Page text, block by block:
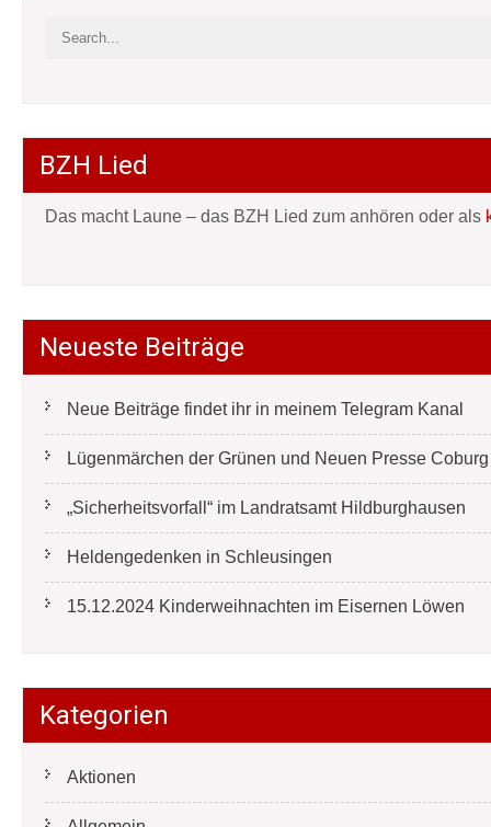
BZH Lied
Das macht Laune – das BZH Lied zum anhören oder als
Neueste Beiträge
Neue Beiträge findet ihr in meinem Telegram Kanal
Lügenmärchen der Grünen und Neuen Presse
„Sicherheitsvorfall“ im Landratsamt Hildburghausen
Heldengedenken in Schleusingen
15.12.2024 Kinderweihnachten im Eisernen Löwen
Kategorien
Aktionen